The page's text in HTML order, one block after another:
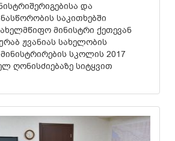
და
საკითხებში
მინისტრი ქეთევან
ჟვანიას სახელობის
სკოლის 2017
ღონისძიებაზე სიტყვით